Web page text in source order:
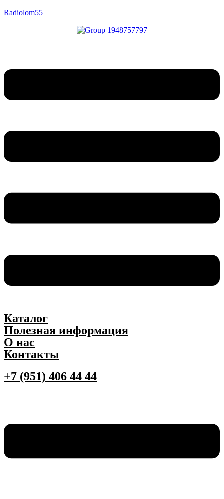
Radiolom55
Каталог
Полезная информация
О нас
Контакты
+7 (951) 406 44 44